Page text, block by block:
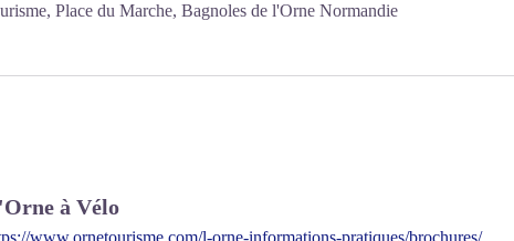
Place du Marche, Bagnoles de l'Orne Normandie
à Vélo
www.ornetourisme.com/l-orne-informations-pratiques/brochures/